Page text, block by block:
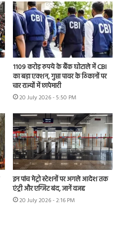
1109 करोड़ रुपये के बैंक घोटाले में CBI
का बड़ा एक्शन, गुप्ता पावर के ठिकानों पर
चार राज्यों में छापेमारी
20 July 2026 - 5:50 PM
इन पांच मेट्रो स्टेशनों पर अगले आदेश तक
एंट्री और एग्जिट बंद, जानें वजह
20 July 2026 - 2:16 PM